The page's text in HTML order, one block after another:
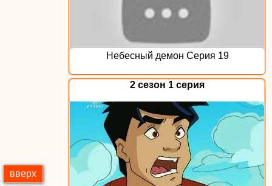
Небесный демон Серия 19
2 сезон 1 серия
вверх